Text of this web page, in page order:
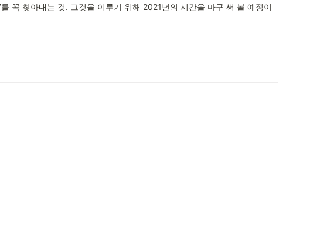
꼭 찾아내는 것. 그것을 이루기 위해 2021년의 시간을 마구 써 볼 예정이